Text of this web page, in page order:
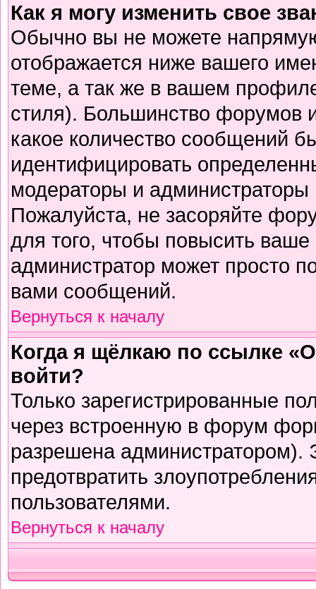
Как я могу изменить свое
Обычно вы не можете
отображается ниже вашего
теме, а так же в вашем
стиля). Большинство форумов
какое количество сообщений
идентифицировать
модераторы и
Пожалуйста, не засоряйте
для того, чтобы повысить
администратор может просто
вами сообщений.
Вернуться к началу
Когда я щёлкаю по ссылке
войти?
Только зарегистрированные
через встроенную в форум
разрешена администратором).
предотвратить
пользователями.
Вернуться к началу